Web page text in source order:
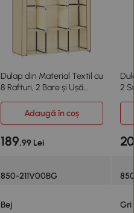
Dulap din Material Textil cu
8 Rafturi, 2 Bare și Ușă
2
Adaugă în coș
189,99 Lei
850-211V00BG
Bej
Gri